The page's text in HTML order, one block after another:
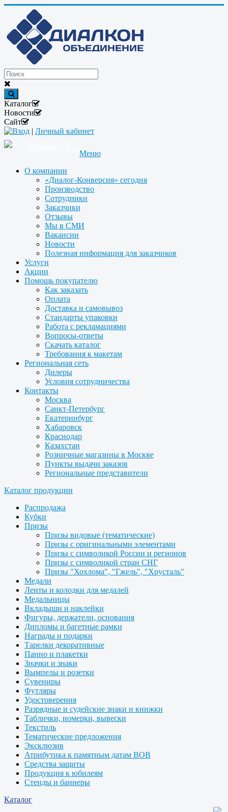
Каталог
Новости
Сайт
Вход | Личный кабинет
Меню
О компании
«Диалог-Конверсия» сегодня
Производство
Сотрудники
Заказчики
Отзывы
Мы в СМИ
Вакансии
Новости
Полезная информация для заказчиков
Услуги
Акции
Помощь покупателю
Как заказать
Оплата
Доставка и самовывоз
Стандарты упаковки
Работа с рекламациями
Вопросы-ответы
Скачать каталог
Требования к макетам
Региональная сеть
Дилеры
Условия сотрудничества
Контакты
Москва
Санкт-Петербург
Екатеринбург
Хабаровск
Краснодар
Казахстан
Розничные магазины в Москве
Пункты выдачи заказов
Региональные представители
Каталог продукции
Распродажа
Кубки
Призы
Призы видовые (тематические)
Призы с оригинальными элементами
Призы с символикой России и регионов
Призы с символикой стран СНГ
Призы "Хохлома", "Гжель", "Хрусталь"
Медали
Ленты и колодки для медалей
Медальницы
Вкладыши и наклейки
Фигуры, держатели, основания
Дипломы и багетные рамки
Награды и подарки
Тарелки декоративные
Панно и плакетки
Значки и знаки
Вымпелы и розетки
Сувениры
Футляры
Удостоверения
Разрядные и судейские знаки и книжки
Таблички, номерки, вывески
Текстиль
Тематические предложения
Эксклюзив
Атрибутика к памятным датам ВОВ
Средства защиты
Продукция к юбилеям
Стенды и баннеры
Каталог